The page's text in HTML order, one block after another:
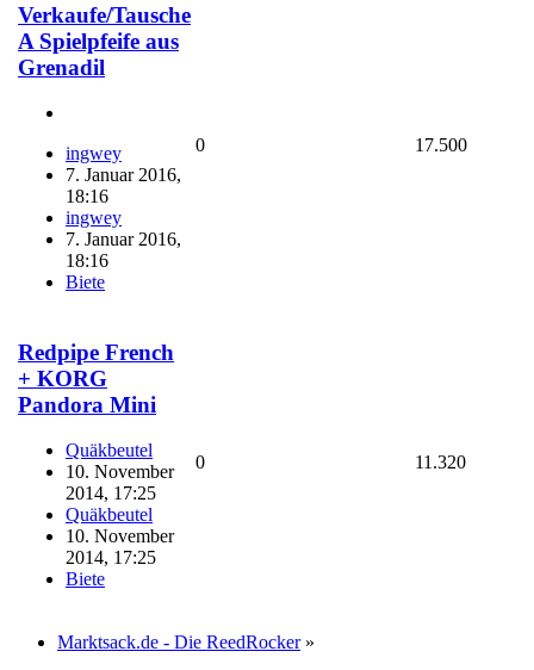
Verkaufe/Tausche
A Spielpfeife aus
Grenadil
ingwey
7. Januar 2016,
18:16
ingwey
7. Januar 2016,
18:16
Biete
0 17.500
Redpipe French
+ KORG
Pandora Mini
Quäkbeutel
10. November
2014, 17:25
Quäkbeutel
10. November
2014, 17:25
Biete
0 11.320
Marktsack.de - Die ReedRocker »